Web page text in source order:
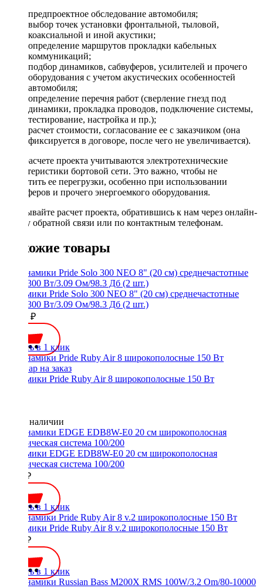
предпроектное обследование автомобиля;
выбор точек установки фронтальной, тыловой,
коаксиальной и иной акустики;
определение маршрутов прокладки кабельных
коммуникаций;
подбор динамиков, сабвуферов, усилителей и прочего
оборудования с учетом акустических особенностей
автомобиля;
определение перечня работ (сверление гнезд под
динамики, прокладка проводов, подключение системы,
тестирование, настройка и пр.);
расчет стоимости, согласование ее с заказчиком (она
фиксируется в договоре, после чего не увеличивается).
При расчете проекта учитываются электротехнические
характеристики бортовой сети. Это важно, чтобы не
допустить ее перегрузки, особенно при использовании
сабвуферов и прочего энергоемкого оборудования.
Заказывайте расчет проекта, обратившись к нам через онлайн-
форму обратной связи или по контактным телефонам.
Похожие товары
Динамики Pride Solo 300 NEO 8" (20 см) среднечастотные
RMS 300 Вт/3.09 Ом/98.3 Дб (2 шт.)
24500 ₽
Купить в 1 клик
Динамики Pride Ruby Air 8 широкополосные 150 Вт
Нет в наличии
Динамики EDGE EDB8W-E0 20 см широкополосная
акустическая система 100/200
3700 ₽
Купить в 1 клик
Динамики Pride Ruby Air 8 v.2 широкополосные 150 Вт
6000 ₽
Купить в 1 клик